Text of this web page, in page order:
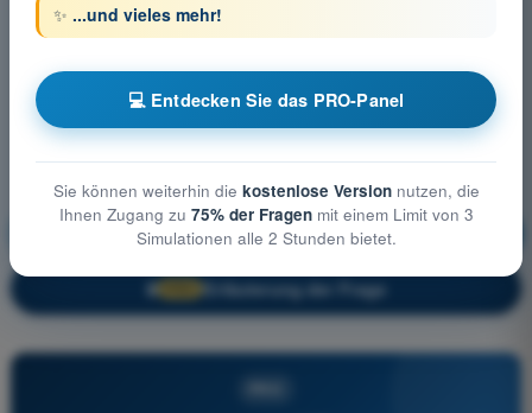
Meteorologie Ausbildung!
🔒 Erläuterung der Frage
✨ ...und vieles mehr!
💻 Entdecken Sie das PRO-Panel
Sie können weiterhin die kostenlose Versionnutzen, die
Ihnen Zugang zu 75% der Fragenmit einem Limit von 3
Simulationen alle 2 Stunden bietet.